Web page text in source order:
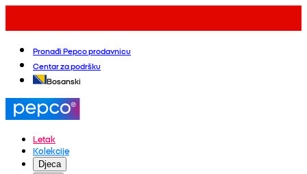
Pronađi Pepco prodavnicu
Centar za podršku
Bosanski
Letak
Kolekcije
Djeca